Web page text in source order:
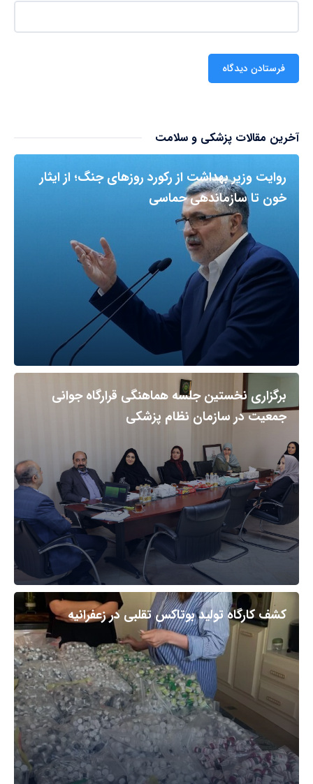
آخرین مقالات پزشکی و سلامت
روایت وزیر بهداشت از رکورد روزهای جنگ؛ از ایثار
خون تا سازماندهی حماسی
برگزاری نخستین جلسه هماهنگی قرارگاه جوانی
جمعیت در سازمان نظام پزشکی
کشف کارگاه تولید بوتاکس تقلبی در زعفرانیه